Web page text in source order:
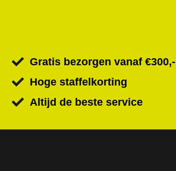
Gratis bezorgen vanaf €300,-
Hoge staffelkorting
Altijd de beste service